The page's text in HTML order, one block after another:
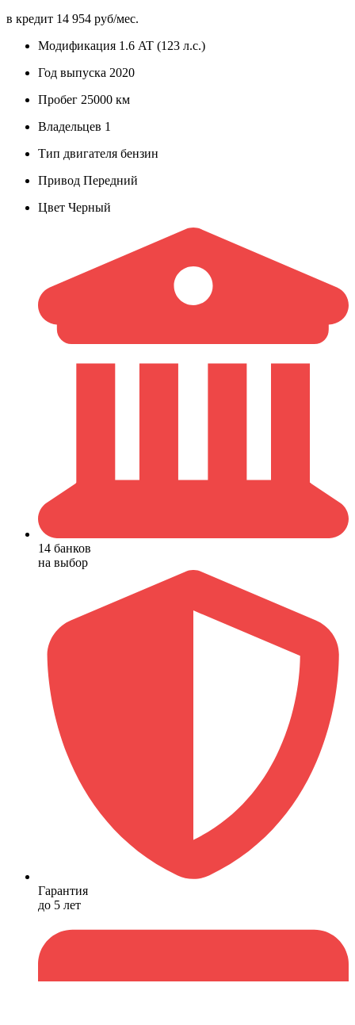
в кредит 14 954 руб/мес.
Модификация 1.6 AT (123 л.с.)
Год выпуска 2020
Пробег 25000 км
Владельцев 1
Тип двигателя бензин
Привод Передний
Цвет Черный
14 банков
на выбор
Гарантия
до 5 лет